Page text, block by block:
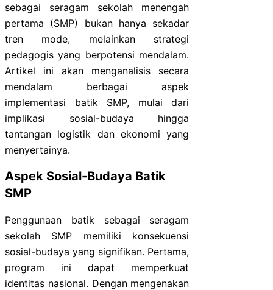
sebagai seragam sekolah menengah
pertama (SMP) bukan hanya sekadar
tren mode, melainkan strategi
pedagogis yang berpotensi mendalam.
Artikel ini akan menganalisis secara
mendalam berbagai aspek
implementasi batik SMP, mulai dari
implikasi sosial-budaya hingga
tantangan logistik dan ekonomi yang
menyertainya.
Aspek Sosial-Budaya Batik
SMP
Penggunaan batik sebagai seragam
sekolah SMP memiliki konsekuensi
sosial-budaya yang signifikan. Pertama,
program ini dapat memperkuat
identitas nasional. Dengan mengenakan